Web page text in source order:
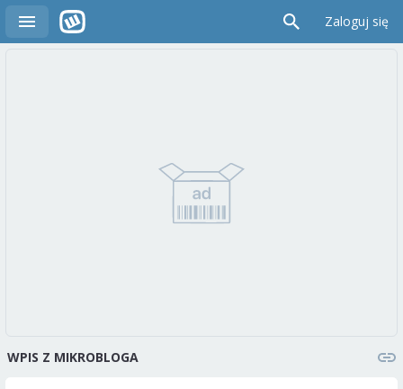
Zaloguj się
WPIS Z MIKROBLOGA